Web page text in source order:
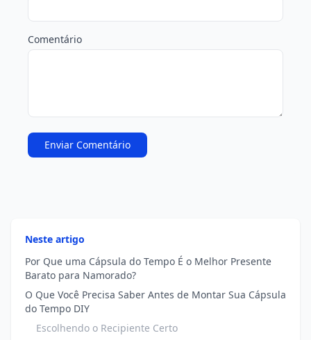
Comentário
Enviar Comentário
Neste artigo
Por Que uma Cápsula do Tempo É o Melhor Presente
Barato para Namorado?
O Que Você Precisa Saber Antes de Montar Sua Cápsula
do Tempo DIY
Escolhendo o Recipiente Certo